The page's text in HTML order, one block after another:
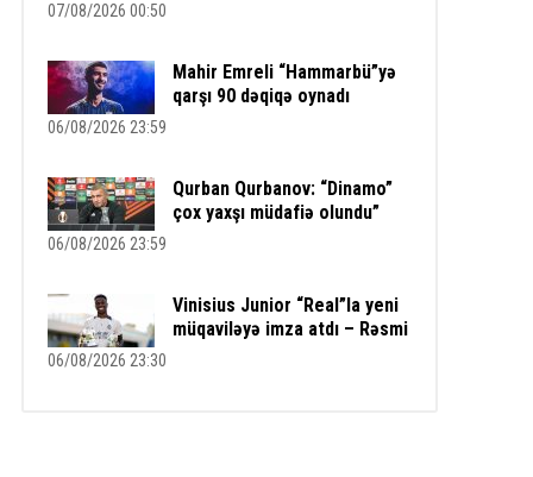
07/08/2026 00:50
Mahir Emreli “Hammarbü”yə
qarşı 90 dəqiqə oynadı
06/08/2026 23:59
Qurban Qurbanov: “Dinamo”
çox yaxşı müdafiə olundu”
06/08/2026 23:59
Vinisius Junior “Real”la yeni
müqaviləyə imza atdı – Rəsmi
06/08/2026 23:30